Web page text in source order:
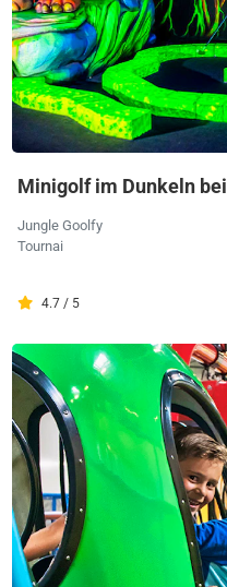
Minigolf im Dunkeln
Jungle Goolfy
Tournai
4.7 / 5